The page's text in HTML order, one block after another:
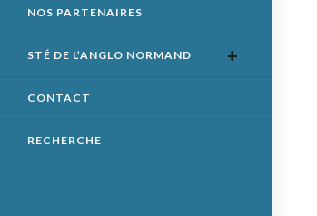
NOS PARTENAIRES
STÉ DE L’ANGLO NORMAND
CONTACT
RECHERCHE